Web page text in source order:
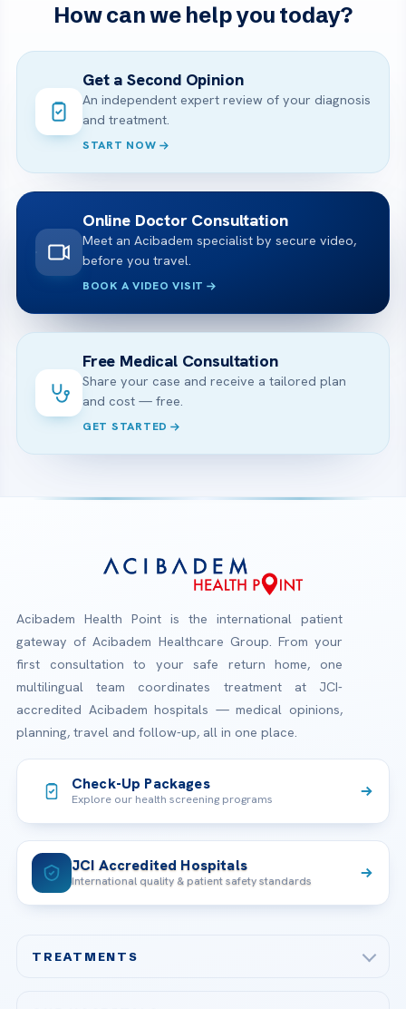
How can we help you today?
Get a Second Opinion
An independent expert review of your diagnosis
and treatment.
START NOW
Online Doctor Consultation
Meet an Acibadem specialist by secure video,
before you travel.
BOOK A VIDEO VISIT
Free Medical Consultation
Share your case and receive a tailored plan
and cost — free.
GET STARTED
Acibadem Health Point is the international patient
gateway of Acibadem Healthcare Group. From your
first consultation to your safe return home, one
multilingual team coordinates treatment at JCI-
accredited Acibadem hospitals — medical opinions,
planning, travel and follow-up, all in one place.
Check-Up Packages
Explore our health screening programs
JCI Accredited Hospitals
International quality & patient safety standards
TREATMENTS